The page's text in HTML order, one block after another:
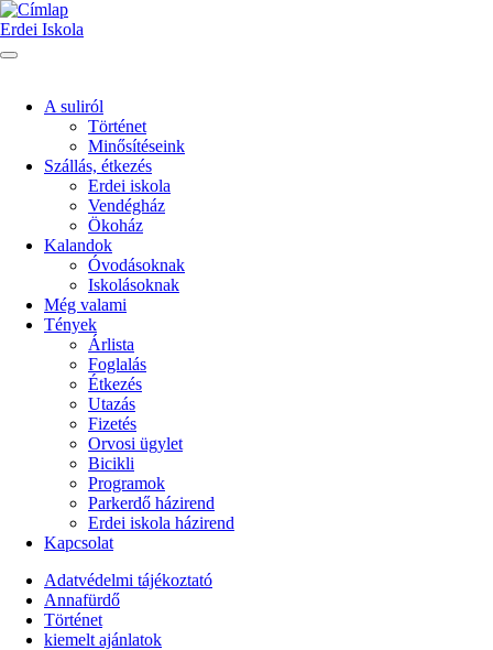
Ugrás
a
tartalomra
Erdei Iskola
A suliról
Történet
Minősítéseink
Szállás, étkezés
Erdei iskola
Vendégház
Ökoház
Kalandok
Óvodásoknak
Iskolásoknak
Még valami
Tények
Árlista
Foglalás
Étkezés
Utazás
Fizetés
Orvosi ügylet
Bicikli
Programok
Parkerdő házirend
Erdei iskola házirend
Kapcsolat
menu
Adatvédelmi tájékoztató
Annafürdő
Történet
kiemelt ajánlatok